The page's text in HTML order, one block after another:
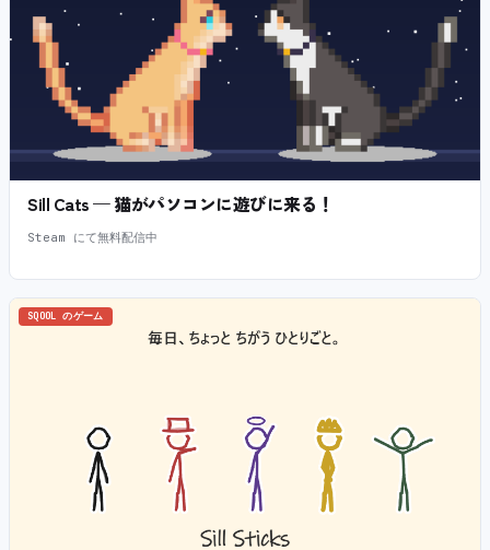
Sill Cats — 猫がパソコンに遊びに来る！
Steam にて無料配信中
SQOOL のゲーム